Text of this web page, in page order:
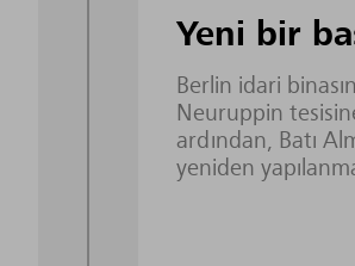
Yeni bir
Berlin idari
Neuruppin
ardından, Batı
yeniden